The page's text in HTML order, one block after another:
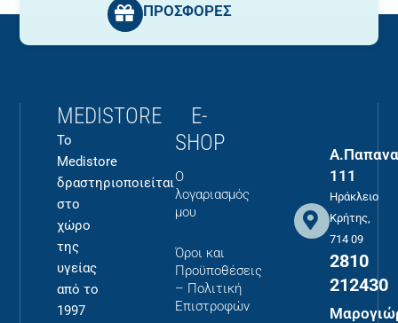
ΠΡΟΣΦΟΡΕΣ
MEDISTORE
Το
Medistore
δραστηριοποιείται
στο
χώρο
της
υγείας
από το
1997
E-
SHOP
Ο
λογαριασμός
μου
Όροι και
Προϋποθέσεις
– Πολιτική
Επιστροφών
111
Ηράκλειο
Κρήτης,
714 09
2810
212430